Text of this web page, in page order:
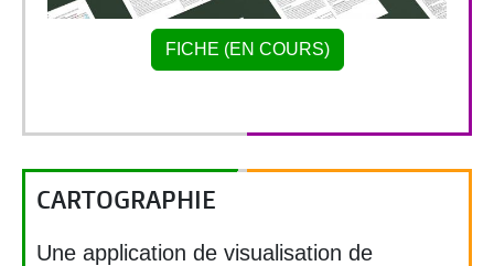
FICHE (EN COURS)
CARTOGRAPHIE
Une application de visualisation de